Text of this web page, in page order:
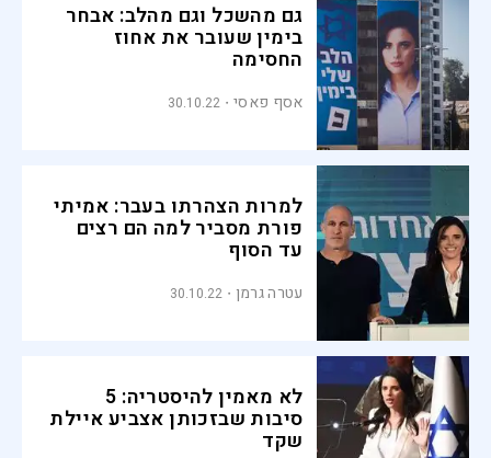
גם מהשכל וגם מהלב: אבחר
בימין שעובר את אחוז
החסימה
אסף פאסי 30.10.22
למרות הצהרתו בעבר: אמיתי
פורת מסביר למה הם רצים
עד הסוף
עטרה גרמן 30.10.22
לא מאמין להיסטריה: 5
סיבות שבזכותן אצביע איילת
שקד